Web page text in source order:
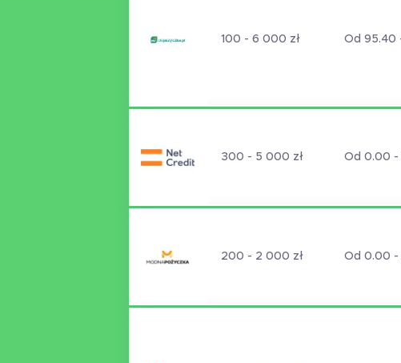
100 - 6 000 zł Od 95.40
300 - 5 000 zł Od 0.00 -
200 - 2 000 zł Od 0.00 -